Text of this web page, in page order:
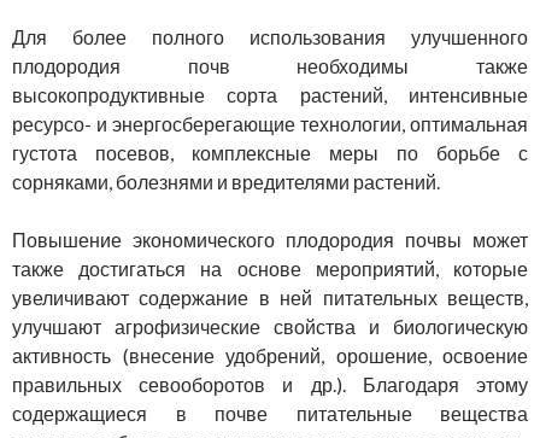
Для более полного использования улучшенного
плодородия почв необходимы также
высокопродуктивные сорта растений, интенсивные
ресурсо- и энергосберегающие технологии, оптимальная
густота посевов, комплексные меры по борьбе с
сорняками, болезнями и вредителями растений.
Повышение экономического плодородия почвы может
также достигаться на основе мероприятий, которые
увеличивают содержание в ней питательных веществ,
улучшают агрофизические свойства и биологическую
активность (внесение удобрений, орошение, освоение
правильных севооборотов и др.). Благодаря этому
содержащиеся в почве питательные вещества